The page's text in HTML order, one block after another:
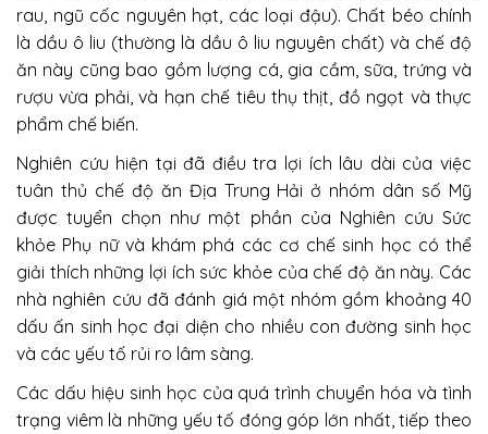
rau, ngũ cốc nguyên hạt, các loại đậu). Chất béo chính
là dầu ô liu (thường là dầu ô liu nguyên chất) và chế độ
ăn này cũng bao gồm lượng cá, gia cầm, sữa, trứng và
rượu vừa phải, và hạn chế tiêu thụ thịt, đồ ngọt và thực
phẩm chế biến.
Nghiên cứu hiện tại đã điều tra lợi ích lâu dài của việc
tuân thủ chế độ ăn Địa Trung Hải ở nhóm dân số Mỹ
được tuyển chọn như một phần của Nghiên cứu Sức
khỏe Phụ nữ và khám phá các cơ chế sinh học có thể
giải thích những lợi ích sức khỏe của chế độ ăn này. Các
nhà nghiên cứu đã đánh giá một nhóm gồm khoảng 40
dấu ấn sinh học đại diện cho nhiều con đường sinh học
và các yếu tố rủi ro lâm sàng.
Các dấu hiệu sinh học của quá trình chuyển hóa và tình
trạng viêm là những yếu tố đóng góp lớn nhất, tiếp theo